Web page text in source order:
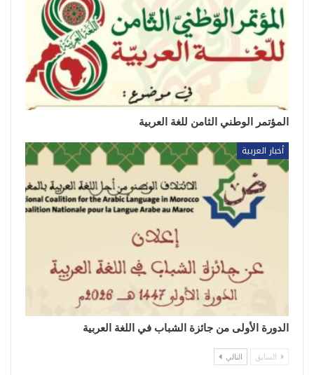
المؤتمر الوطني الثامن للغة العربية
أخبار العربية
الدورة الأولى من جائزة الشباب في اللغة العربية
السابق التالي